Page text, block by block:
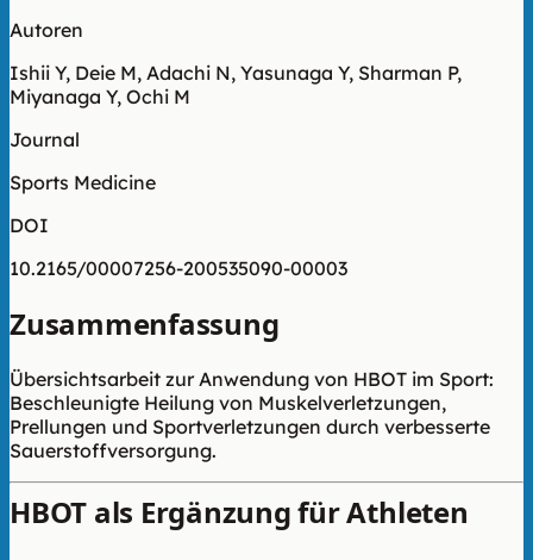
Autoren
Ishii Y, Deie M, Adachi N, Yasunaga Y, Sharman P,
Miyanaga Y, Ochi M
Journal
Sports Medicine
DOI
10.2165/00007256-200535090-00003
Zusammenfassung
Übersichtsarbeit zur Anwendung von HBOT im Sport:
Beschleunigte Heilung von Muskelverletzungen,
Prellungen und Sportverletzungen durch verbesserte
Sauerstoffversorgung.
HBOT als Ergänzung für Athleten